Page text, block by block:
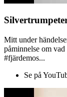
Mitt under
påminnelse om
#fjärdemos...
Se på